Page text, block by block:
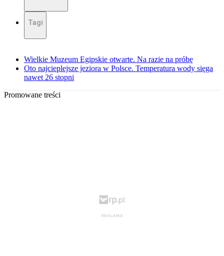
Tagi
Wielkie Muzeum Egipskie otwarte. Na razie na próbę
Oto najcieplejsze jeziora w Polsce. Temperatura wody sięga
nawet 26 stopni
Promowane treści